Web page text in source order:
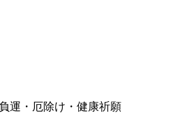
運・厄除け・健康祈願